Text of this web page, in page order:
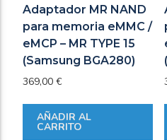
Adaptador MR NAND
para memoria eMMC /
eMCP – MR TYPE 15
(Samsung BGA280)
369,00 €
AÑADIR AL
CARRITO